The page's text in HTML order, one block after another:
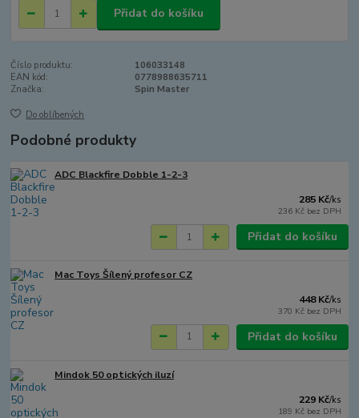
Přidat do košíku
Číslo produktu:
106033148
EAN kód:
0778988635711
Značka:
Spin Master
Do oblíbených
Podobné produkty
ADC Blackfire Dobble 1-2-3
285 Kč/ks
236 Kč bez DPH
Přidat do košíku
Mac Toys Šílený profesor CZ
448 Kč/ks
370 Kč bez DPH
Přidat do košíku
Mindok 50 optických iluzí
229 Kč/ks
189 Kč bez DPH